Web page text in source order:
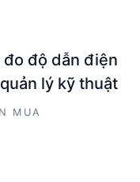
đo độ dẫn điện
lý kỹ thuật
MUA